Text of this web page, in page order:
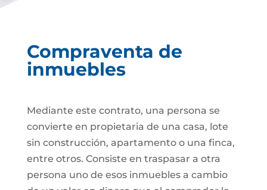
Compraventa de
inmuebles
Mediante este contrato, una persona se
convierte en propietaria de una casa, lote
sin construcción, apartamento o una finca,
entre otros. Consiste en traspasar a otra
persona uno de esos inmuebles a cambio